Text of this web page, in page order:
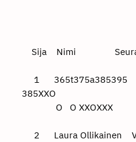
Sija Nimi
1
385XXO
O O XXOXXX
2 Laura Ollikainen